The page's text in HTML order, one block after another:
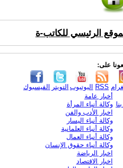
الرئيسي للكاتب-ة
على:
الفيسبوك التويتر اليوتيوب RSS
أخبار عامة
وكالة أنباء المرأة
اخبار الأدب والفن
وكالة أنباء اليسار
وكالة أنباء العلمانية
وكالة أنباء العمال
وكالة أنباء حقوق الإنسان
اخبار الرياضة
اخبار الاقتصاد